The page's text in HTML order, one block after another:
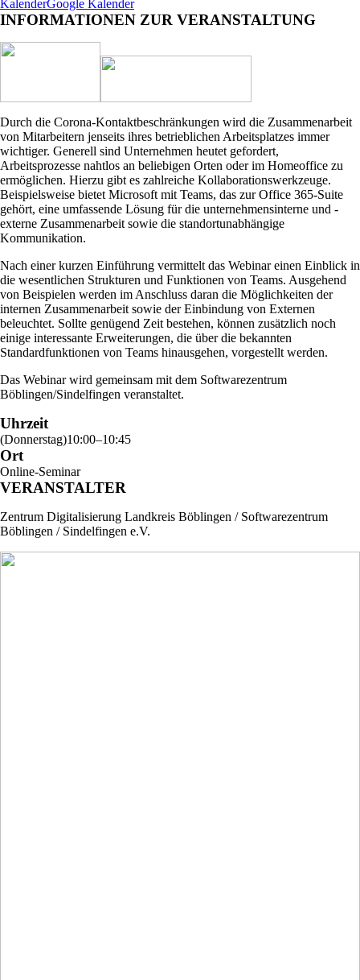
KalenderGoogle Kalender
INFORMATIONEN ZUR VERANSTALTUNG
Durch die Corona-Kontaktbeschränkungen wird die Zusammenarbeit
von Mitarbeitern jenseits ihres betrieblichen Arbeitsplatzes immer
wichtiger. Generell sind Unternehmen heutet gefordert,
Arbeitsprozesse nahtlos an beliebigen Orten oder im Homeoffice zu
ermöglichen. Hierzu gibt es zahlreiche Kollaborationswerkzeuge.
Beispielsweise bietet Microsoft mit Teams, das zur Office 365-Suite
gehört, eine umfassende Lösung für die unternehmensinterne und -
externe Zusammenarbeit sowie die standortunabhängige
Kommunikation.
Nach einer kurzen Einführung vermittelt das Webinar einen Einblick in
die wesentlichen Strukturen und Funktionen von Teams. Ausgehend
von Beispielen werden im Anschluss daran die Möglichkeiten der
internen Zusammenarbeit sowie der Einbindung von Externen
beleuchtet. Sollte genügend Zeit bestehen, können zusätzlich noch
einige interessante Erweiterungen, die über die bekannten
Standardfunktionen von Teams hinausgehen, vorgestellt werden.
Das Webinar wird gemeinsam mit dem Softwarezentrum
Böblingen/Sindelfingen veranstaltet.
Uhrzeit
(Donnerstag)10:00–10:45
Ort
Online-Seminar
VERANSTALTER
Zentrum Digitalisierung Landkreis Böblingen / Softwarezentrum
Böblingen / Sindelfingen e.V.